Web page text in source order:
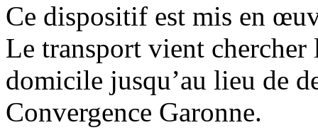
Ce dispositif est mis en
Le transport vient chercher
domicile jusqu’au lieu de
Convergence Garonne.